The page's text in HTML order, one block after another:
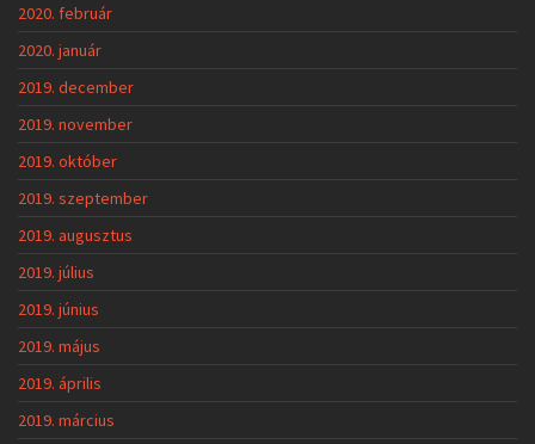
2020. február
2020. január
2019. december
2019. november
2019. október
2019. szeptember
2019. augusztus
2019. július
2019. június
2019. május
2019. április
2019. március